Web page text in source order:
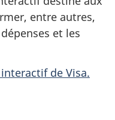
entre autres,
et les
de Visa.